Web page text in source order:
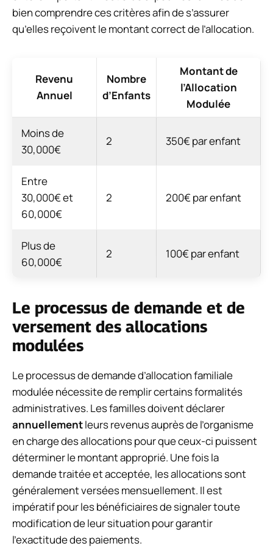
bien comprendre ces critères afin de s’assurer
qu’elles reçoivent le montant correct de l’allocation.
Revenu
Annuel
Nombre
d’Enfants
Montant de
l’Allocation
Modulée
Moins de
30,000€
2 350€ par enfant
Entre
30,000€ et
60,000€
2 200€ par enfant
Plus de
60,000€
2 100€ par enfant
Le processus de demande et de
versement des allocations
modulées
Le processus de demande d’allocation familiale
modulée nécessite de remplir certains formalités
administratives. Les familles doivent déclarer
annuellementleurs revenus auprès de l’organisme
en charge des allocations pour que ceux-ci puissent
déterminer le montant approprié. Une fois la
demande traitée et acceptée, les allocations sont
généralement versées mensuellement. Il est
impératif pour les bénéficiaires de signaler toute
modification de leur situation pour garantir
l’exactitude des paiements.